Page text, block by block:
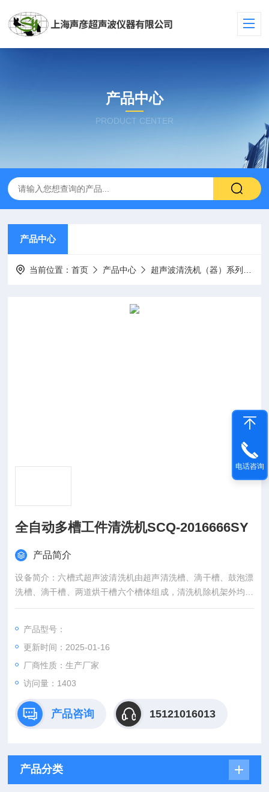
产品中心
PRODUCT CENTER
产品中心
当前位置：首页 产品中心 超声波清洗机（器）系列
全自动多槽工件清洗机SCQ-2016666SY
产品简介
设备简介：六槽式超声波清洗机由超声清洗槽、滴干槽、鼓泡漂
洗槽、滴干槽、两道烘干槽六个槽体组成，清洗机除机架外均采
用不锈钢制作
产品型号：
更新时间：2025-01-16
厂商性质：生产厂家
访问量：1403
产品咨询 15121016013
产品分类
电话咨询